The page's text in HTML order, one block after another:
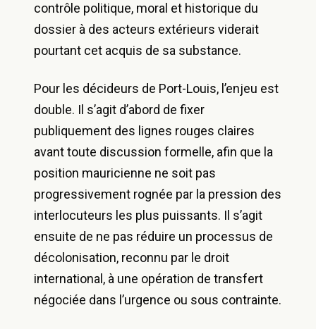
contrôle politique, moral et historique du
dossier à des acteurs extérieurs viderait
pourtant cet acquis de sa substance.
Pour les décideurs de Port-Louis, l’enjeu est
double. Il s’agit d’abord de fixer
publiquement des lignes rouges claires
avant toute discussion formelle, afin que la
position mauricienne ne soit pas
progressivement rognée par la pression des
interlocuteurs les plus puissants. Il s’agit
ensuite de ne pas réduire un processus de
décolonisation, reconnu par le droit
international, à une opération de transfert
négociée dans l’urgence ou sous contrainte.